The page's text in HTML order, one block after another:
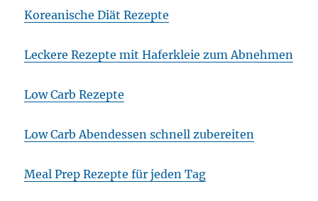
Koreanische Diät Rezepte
Leckere Rezepte mit Haferkleie zum Abnehmen
Low Carb Rezepte
Low Carb Abendessen schnell zubereiten
Meal Prep Rezepte für jeden Tag